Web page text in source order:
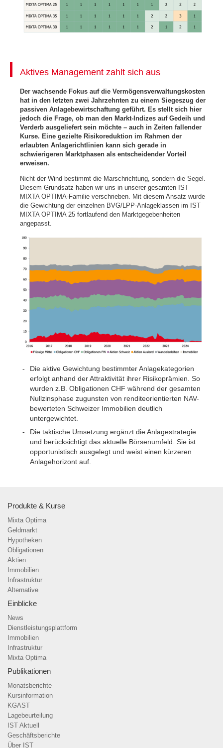
Aktives Management zahlt sich aus
Der wachsende Fokus auf die Vermögensverwaltungskosten
hat in den letzten zwei Jahrzehnten zu einem Siegeszug der
passiven Anlagebewirtschaftung geführt. Es stellt sich hier
jedoch die Frage, ob man den Markt-Indizes auf Gedeih und
Verderb ausgeliefert sein möchte – auch in Zeiten fallender
Kurse. Eine gezielte Risikoreduktion im Rahmen der
erlaubten Anlagerichtlinien kann sich gerade in
schwierigeren Marktphasen als entscheidender Vorteil
erweisen.
Nicht der Wind bestimmt die Marschrichtung, sondern die Segel.
Diesem Grundsatz haben wir uns in unserer gesamten IST
MIXTA OPTIMA-Familie verschrieben. Mit diesem Ansatz wurde
die Gewichtung der einzelnen BVG/LPP-Anlageklassen im IST
MIXTA OPTIMA 25 fortlaufend den Marktgegebenheiten
angepasst.
Die aktive Gewichtung bestimmter Anlagekategorien
erfolgt anhand der Attraktivität ihrer Risikoprämien. So
wurden z.B. Obligationen CHF während der gesamten
Nullzinsphase zugunsten von renditeorientierten NAV-
bewerteten Schweizer Immobilien deutlich
untergewichtet.
Die taktische Umsetzung ergänzt die Anlagestrategie
und berücksichtigt das aktuelle Börsenumfeld. Sie ist
opportunistisch ausgelegt und weist einen kürzeren
Anlagehorizont auf.
Produkte & Kurse
Mixta Optima
Geldmarkt
Hypotheken
Obligationen
Aktien
Immobilien
Infrastruktur
Alternative
Einblicke
News
Dienstleistungsplattform
Immobilien
Infrastruktur
Mixta Optima
Publikationen
Monatsberichte
Kursinformation
KGAST
Lagebeurteilung
IST Aktuell
Geschäftsberichte
Über IST